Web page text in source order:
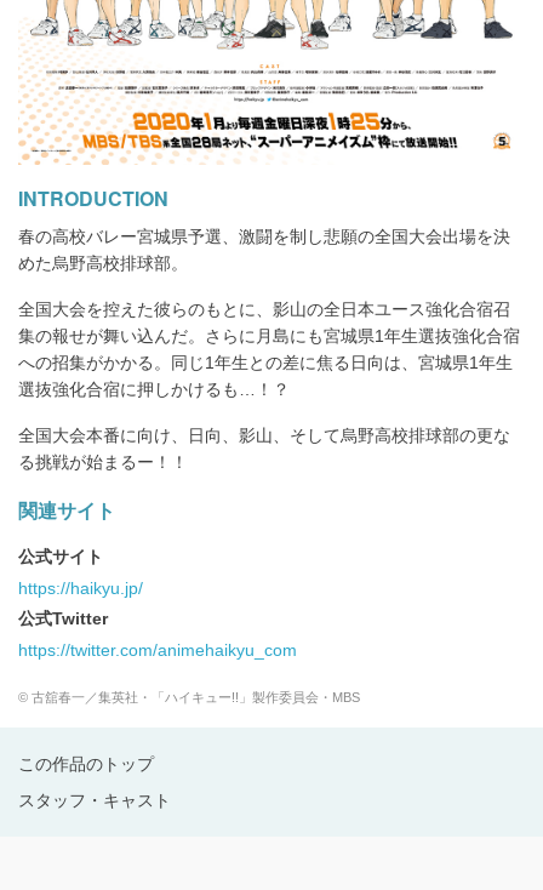
この作品のトップ
スタッフ・キャスト
INTRODUCTION
春の高校バレー宮城県予選、激闘を制し悲願の全国大会出場を決
めた烏野高校排球部。
全国大会を控えた彼らのもとに、影山の全日本ユース強化合宿召
集の報せが舞い込んだ。さらに月島にも宮城県1年生選抜強化合宿
への招集がかかる。同じ1年生との差に焦る日向は、宮城県1年生
選抜強化合宿に押しかけるも…！？
全国大会本番に向け、日向、影山、そして烏野高校排球部の更な
る挑戦が始まるー！！
関連サイト
公式サイト
https://haikyu.jp/
公式Twitter
https://twitter.com/animehaikyu_com
© 古舘春一／集英社・「ハイキュー!!」製作委員会・MBS